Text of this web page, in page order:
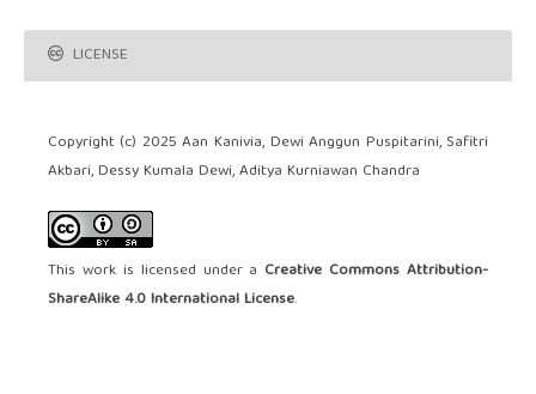
LICENSE
Copyright (c) 2025 Aan Kanivia, Dewi Anggun Puspitarini, Safitri
Akbari, Dessy Kumala Dewi, Aditya Kurniawan Chandra
This work is licensed under a Creative Commons Attribution-
ShareAlike 4.0 International License.